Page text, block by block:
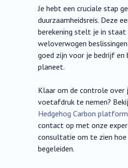
Je hebt een cruciale stap
duurzaamheidsreis. Deze
berekening stelt je in staat
weloverwogen
goed zijn voor je bedrijf en
planeet.
Klaar om de controle over
voetafdruk te nemen?
Hedgehog Carbon platform
contact op met onze
consultatie om te zien hoe
begeleiden.